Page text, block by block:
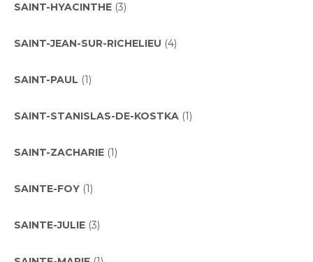
SAINT-HYACINTHE (3)
SAINT-JEAN-SUR-RICHELIEU (4)
SAINT-PAUL (1)
SAINT-STANISLAS-DE-KOSTKA (1)
SAINT-ZACHARIE (1)
SAINTE-FOY (1)
SAINTE-JULIE (3)